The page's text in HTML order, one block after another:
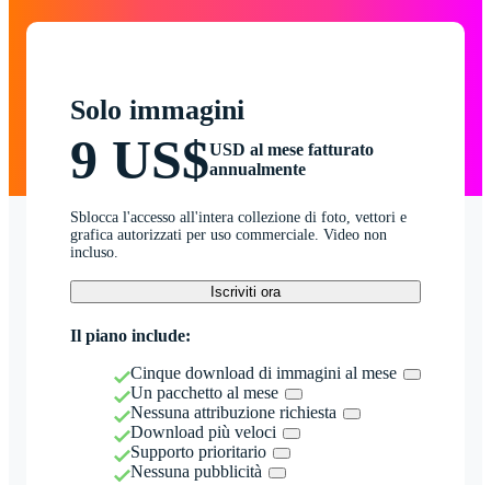
Solo immagini
9 US$USD al mese fatturato
annualmente
Sblocca l'accesso all'intera collezione di foto, vettori e
grafica autorizzati per uso commerciale. Video non
incluso.
Iscriviti ora
Il piano include:
Cinque download di immagini al mese
Un pacchetto al mese
Nessuna attribuzione richiesta
Download più veloci
Supporto prioritario
Nessuna pubblicità